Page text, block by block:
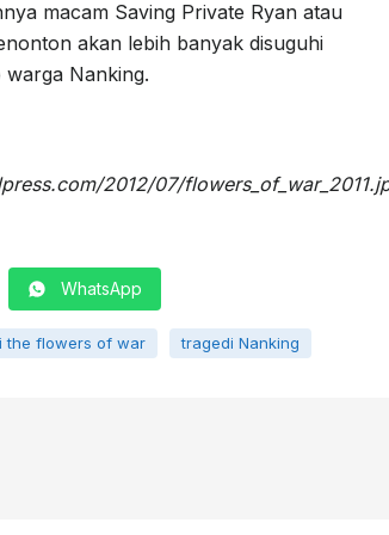
macam Saving Private Ryan atau
akan lebih banyak disuguhi
Nanking.
2012/07/
WhatsApp
the flowers of war tragedi Nanking